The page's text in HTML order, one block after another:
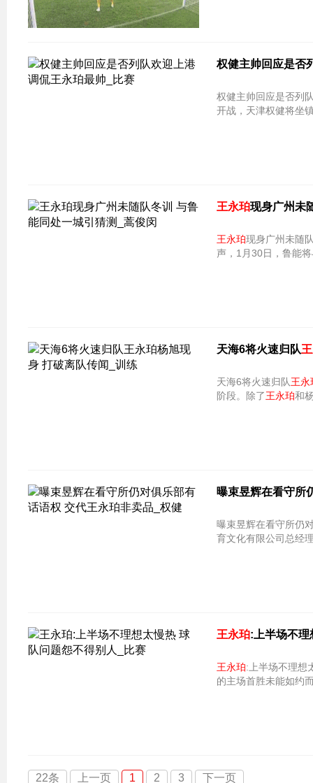
权健主帅回应是否
权健主帅回应是否列
开战，天津权健将坐
王永珀现身广州未
王永珀现身广州未随队冬训 与
声，1月30日，鲁能
天海6将火速归队
天海6将火速归队王永
阶段。除了王永珀和
曝束昱辉在看守所
曝束昱辉在看守所仍
育文化有限公司总经
王永珀:上半场不理
王永珀:上半场不理想
的主场首胜未能如约
22条 上一页 1 2 3 下一页